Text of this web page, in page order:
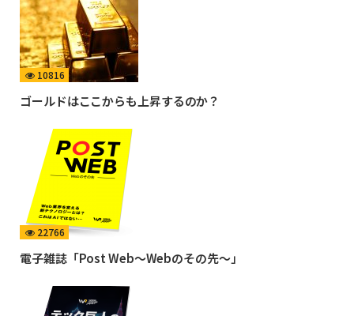
10816
ゴールドはここからも上昇するのか？
22766
電子雑誌「Post Web〜Webのその先〜」